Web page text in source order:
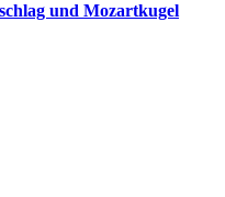
und Mozartkugel